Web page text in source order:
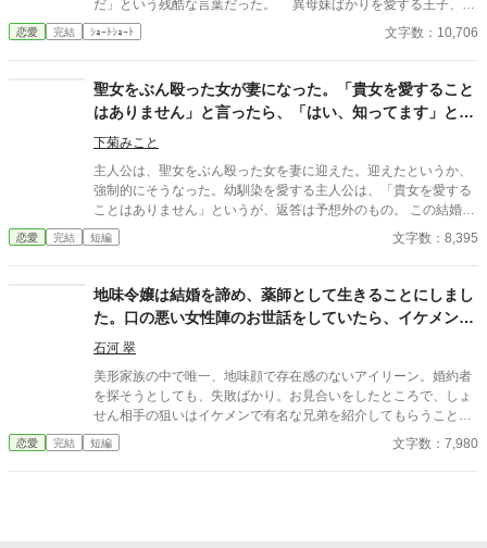
だ」という残酷な言葉だった。 異母妹ばかりを愛する王子、家
族に疎まれる日々に耐えきれなくなったクロエは、半地下に住む
魔女へ願う。「この愛を消してください」と。 恋も嫉妬も失
から使者が現れる。異母妹の魅了が暴かれ、王子は今さら真実の
愛を誓うが、クロエの心にはもう何も響かない。愛されなかった
令嬢と、愛を取り戻したい竜王子。番たちの行く末は――。
恋愛 完結 ｼｮｰﾄｼｮｰﾄ 文字数：10,706
聖女をぶん殴った女が妻になった。「貴女を愛すること
はありません」と言ったら、「はい、知ってます」と言
われた。
下菊みこと
主人公は、聖女をぶん殴った女を妻に迎えた。迎えたというか、
強制的にそうなった。幼馴染を愛する主人公は、「貴女を愛する
ことはありません」というが、返答は予想外のもの。 この結婚の
先に、幸せはあるだろうか？ 小説家になろう様でも投稿していま
す。
恋愛 完結 短編 文字数：8,395
地味令嬢は結婚を諦め、薬師として生きることにしまし
た。口の悪い女性陣のお世話をしていたら、イケメン婚
約者ができたのですがどういうことですか？
石河 翠
美形家族の中で唯一、地味顔で存在感のないアイリーン。婚約者
を探そうとしても、失敗ばかり。お見合いをしたところで、しょ
せん相手の狙いはイケメンで有名な兄弟を紹介してもらうことだ
と思い知った彼女は、結婚を諦め薬師として生きることを決め
る。 働き始めた彼女は、職場の同僚からアプローチを受けてい
恋愛 完結 短編 文字数：7,980